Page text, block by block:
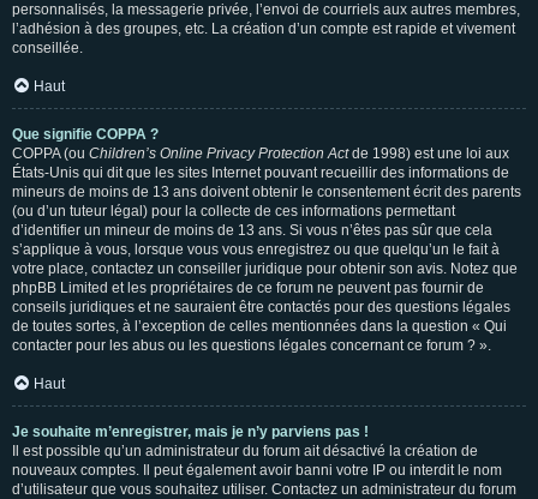
personnalisés, la messagerie privée, l’envoi de courriels aux autres membres,
l’adhésion à des groupes, etc. La création d’un compte est rapide et vivement
conseillée.
Haut
Que signifie COPPA ?
COPPA (ou Children’s Online Privacy Protection Actde 1998) est une loi aux
États-Unis qui dit que les sites Internet pouvant recueillir des informations de
mineurs de moins de 13 ans doivent obtenir le consentement écrit des parents
(ou d’un tuteur légal) pour la collecte de ces informations permettant
d’identifier un mineur de moins de 13 ans. Si vous n’êtes pas sûr que cela
s’applique à vous, lorsque vous vous enregistrez ou que quelqu’un le fait à
votre place, contactez un conseiller juridique pour obtenir son avis. Notez que
phpBB Limited et les propriétaires de ce forum ne peuvent pas fournir de
conseils juridiques et ne sauraient être contactés pour des questions légales
de toutes sortes, à l’exception de celles mentionnées dans la question « Qui
contacter pour les abus ou les questions légales concernant ce forum ? ».
Haut
Je souhaite m’enregistrer, mais je n’y parviens pas !
Il est possible qu’un administrateur du forum ait désactivé la création de
nouveaux comptes. Il peut également avoir banni votre IP ou interdit le nom
d’utilisateur que vous souhaitez utiliser. Contactez un administrateur du forum